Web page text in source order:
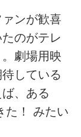
ンが歓喜
のがテレ
劇場用映
している
、ある
た！ みたい